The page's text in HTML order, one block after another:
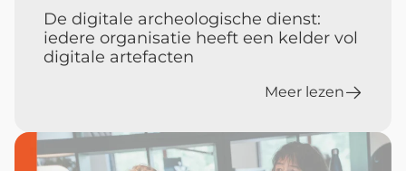
De digitale archeologische dienst:
iedere organisatie heeft een kelder vol
digitale artefacten
Meer lezen